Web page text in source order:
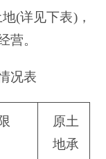
(详见下表)，
营。
况表
原土
地承